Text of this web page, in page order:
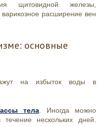
щитовидной железы,
расширение вен
основные
на избыток воды в
тела. Иногда можно
нескольких дней.